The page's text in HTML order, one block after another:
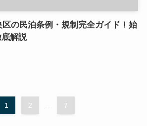
区の民泊条例・規制完全ガイド！始
解説
1 2 ... 7